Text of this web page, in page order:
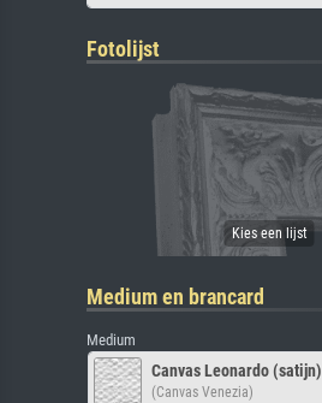
Fotolijst
Medium en brancard
Medium
Canvas Leonardo (satijn)
(Canvas Venezia)